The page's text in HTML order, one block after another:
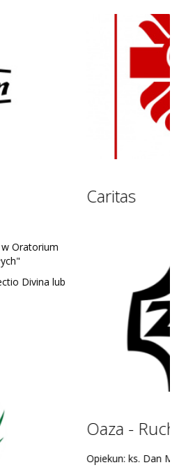
Światło-Życie
SDB